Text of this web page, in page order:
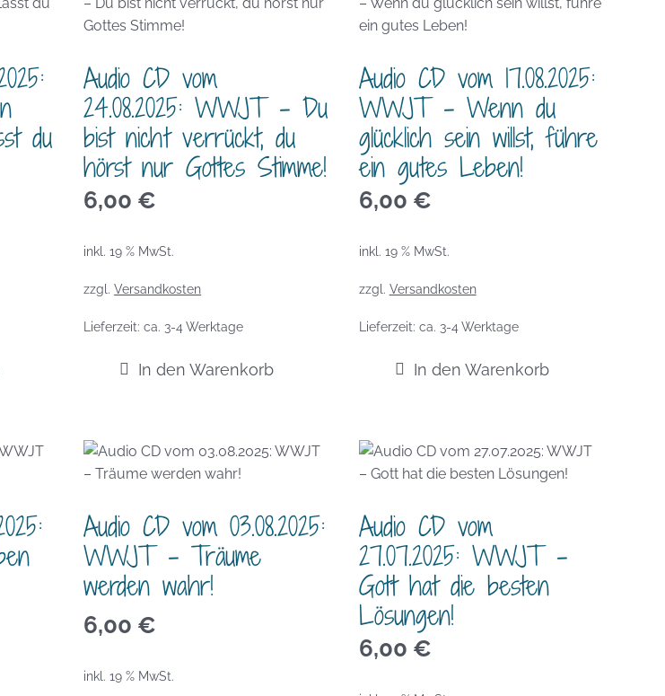
du
Audio CD vom
24.08.2025: WWJT – Du
bist nicht verrückt, du
hörst nur Gottes Stimme!
6,00 €
inkl. 19 % MwSt.
zzgl.Versandkosten
Lieferzeit:ca. 3-4 Werktage
In den Warenkorb
Audio CD vom 17.08.2025:
WWJT – Wenn du
glücklich sein willst, führe
ein gutes Leben!
6,00 €
inkl. 19 % MwSt.
zzgl. Versandkosten
Lieferzeit: ca. 3-4 Werktage
In den Warenkorb
Audio CD vom 03.08.2025:
WWJT – Träume
werden wahr!
6,00 €
inkl. 19 % MwSt.
Audio CD vom
27.07.2025: WWJT –
Gott hat die besten
Lösungen!
6,00 €